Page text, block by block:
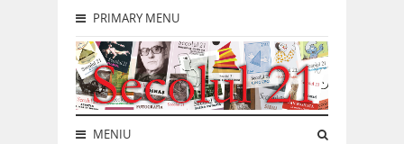
PRIMARY MENU
MENIU